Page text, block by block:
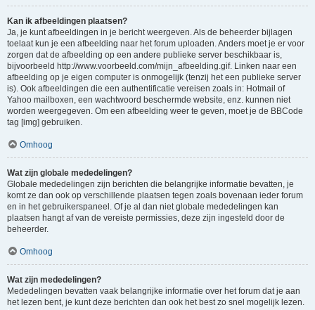
Kan ik afbeeldingen plaatsen?
Ja, je kunt afbeeldingen in je bericht weergeven. Als de beheerder bijlagen
toelaat kun je een afbeelding naar het forum uploaden. Anders moet je er voor
zorgen dat de afbeelding op een andere publieke server beschikbaar is,
bijvoorbeeld http://www.voorbeeld.com/mijn_afbeelding.gif. Linken naar een
afbeelding op je eigen computer is onmogelijk (tenzij het een publieke server
is). Ook afbeeldingen die een authentificatie vereisen zoals in: Hotmail of
Yahoo mailboxen, een wachtwoord beschermde website, enz. kunnen niet
worden weergegeven. Om een afbeelding weer te geven, moet je de BBCode
tag [img] gebruiken.
Omhoog
Wat zijn globale mededelingen?
Globale mededelingen zijn berichten die belangrijke informatie bevatten, je
komt ze dan ook op verschillende plaatsen tegen zoals bovenaan ieder forum
en in het gebruikerspaneel. Of je al dan niet globale mededelingen kan
plaatsen hangt af van de vereiste permissies, deze zijn ingesteld door de
beheerder.
Omhoog
Wat zijn mededelingen?
Mededelingen bevatten vaak belangrijke informatie over het forum dat je aan
het lezen bent, je kunt deze berichten dan ook het best zo snel mogelijk lezen.